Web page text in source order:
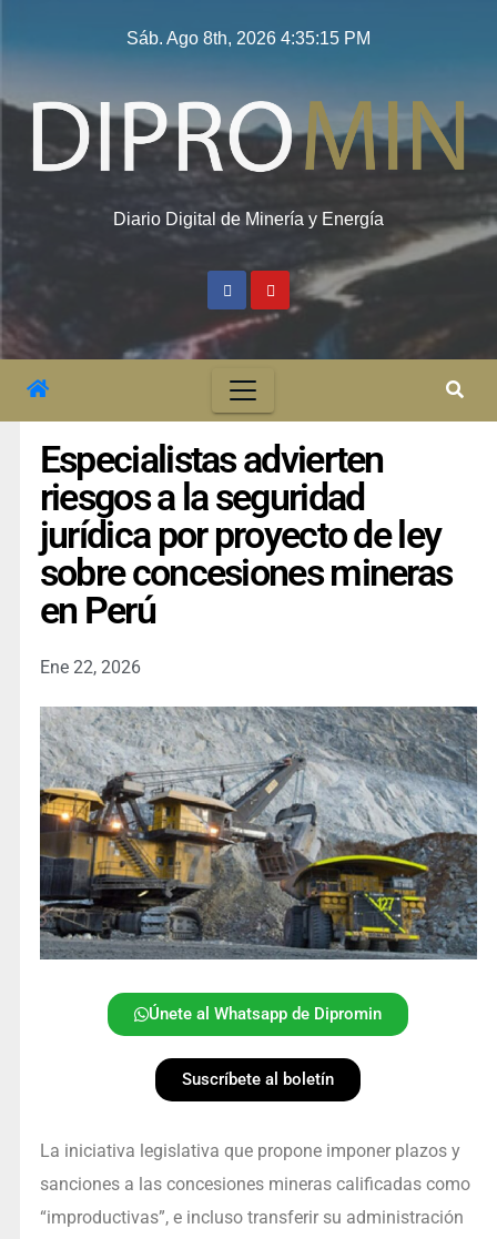
Sáb. Ago 8th, 2026 4:35:16 PM
Diario Digital de Minería y Energía
Especialistas advierten
riesgos a la seguridad
jurídica por proyecto de ley
sobre concesiones mineras
en Perú
Ene 22, 2026
Únete al Whatsapp de Dipromin
Suscríbete al boletín
La iniciativa legislativa que propone imponer plazos y
sanciones a las concesiones mineras calificadas como
“improductivas”, e incluso transferir su administración